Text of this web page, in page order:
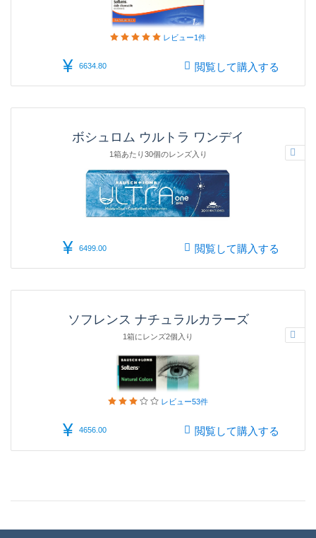
レビュー1件
¥ 6634.80 閲覧して購入する
ボシュロム ウルトラ ワンデイ
1箱あたり30個のレンズ入り
¥ 6499.00 閲覧して購入する
ソフレンス ナチュラルカラーズ
1箱にレンズ2個入り
レビュー53件
¥ 4656.00 閲覧して購入する